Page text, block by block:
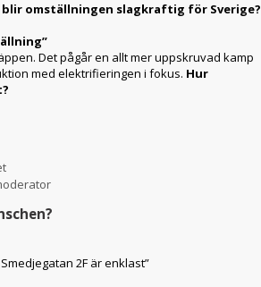
omställningen slagkraftig för Sverige?
Det pågår en allt mer uppskruvad kamp
med elektrifieringen i fokus. Hur
2F är enklast”